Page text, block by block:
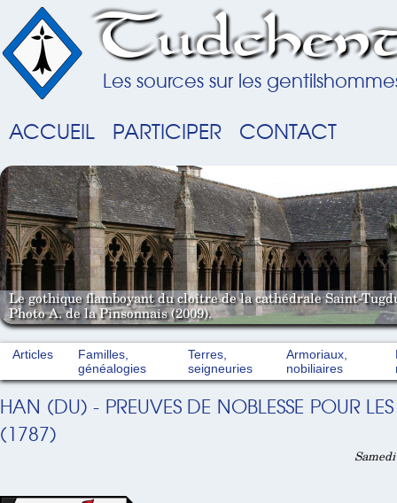
Les sources sur les
ACCUEIL PARTICIPER CONTACT
Le gothique flamboyant du cloître de la cathédrale Saint-
Photo A. de la Pinsonnais (2009).
Articles
Familles,
généalogies
Terres,
seigneuries
Armoriaux,
nobiliaires
HAN (DU) - PREUVES DE NOBLESSE POUR
(1787)